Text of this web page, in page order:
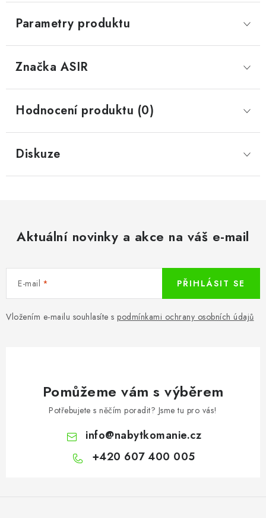
Parametry produktu
Značka ASIR
Hodnocení produktu (0)
Diskuze
Aktuální novinky a akce na váš e-mail
E-mail
Vložením e-mailu souhlasíte s podmínkami ochrany osobních údajů
PŘIHLÁSIT SE
Pomůžeme vám s výběrem
Potřebujete s něčím poradit? Jsme tu pro vás!
info@nabytkomanie.cz
+420 607 400 005